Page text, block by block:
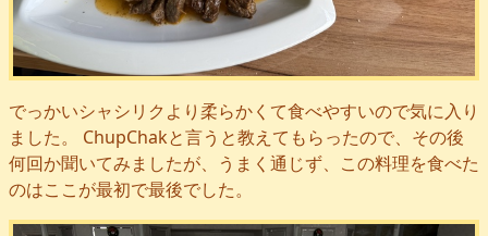
でっかいシャシリクより柔らかくて食べやすいので気に入り
ました。 ChupChakと言うと教えてもらったので、その後
何回か聞いてみましたが、うまく通じず、この料理を食べた
のはここが最初で最後でした。